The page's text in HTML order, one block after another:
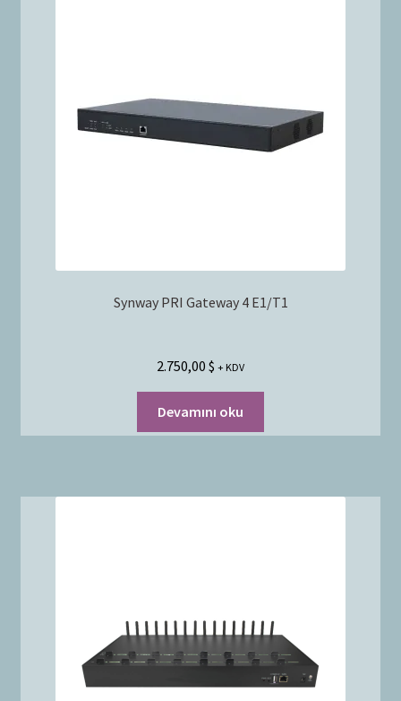
Synway PRI Gateway 4 E1/T1
2.750,00 $ + KDV
Devamını oku